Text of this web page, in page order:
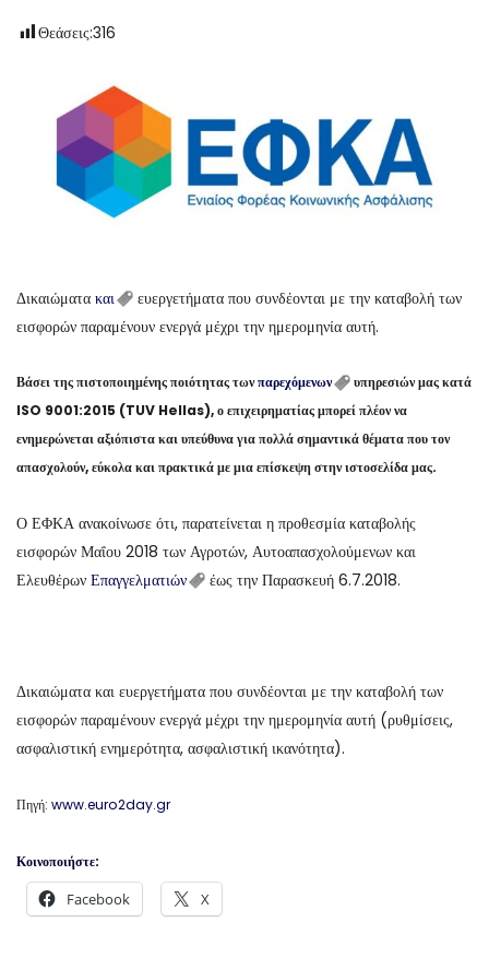
Θεάσεις:316
Δικαιώματα και
ευεργετήματα που συνδέονται με την καταβολή των
εισφορών παραμένουν ενεργά μέχρι την ημερομηνία αυτή.
Βάσει της πιστοποιημένης ποιότητας τωνπαρεχόμενων
υπηρεσιών μας κατά
ISO 9001:2015 (TUV Hellas), ο επιχειρηματίας μπορεί πλέον να
ενημερώνεται αξιόπιστα και υπεύθυνα για πολλά σημαντικά θέματα που τον
απασχολούν, εύκολα και πρακτικά με μια επίσκεψη στην ιστοσελίδα μας.
Ο ΕΦΚΑ ανακοίνωσε ότι, παρατείνεται η προθεσμία καταβολής
εισφορών Μαΐου 2018 των Αγροτών, Αυτοαπασχολούμενων και
Ελευθέρων Επαγγελματιών έως την Παρασκευή 6.7.2018.
Δικαιώματα και ευεργετήματα που συνδέονται με την καταβολή των
εισφορών παραμένουν ενεργά μέχρι την ημερομηνία αυτή (ρυθμίσεις,
ασφαλιστική ενημερότητα, ασφαλιστική ικανότητα).
Πηγή: www.euro2day.gr
Κοινοποιήστε:
Facebook X